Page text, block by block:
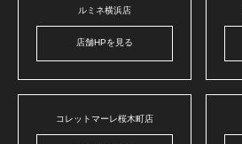
ルミネ横浜店
店舗HPを見る
コレットマーレ桜木町店